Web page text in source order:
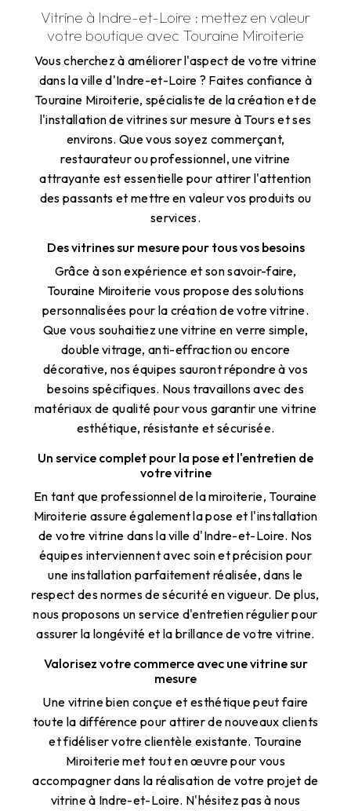
Vitrine à Indre-et-Loire : mettez en valeur
votre boutique avec Touraine Miroiterie
Vous cherchez à améliorer l'aspect de votre vitrine
dans la ville d'Indre-et-Loire ? Faites confiance à
Touraine Miroiterie, spécialiste de la création et de
l'installation de vitrines sur mesure à Tours et ses
environs. Que vous soyez commerçant,
restaurateur ou professionnel, une vitrine
attrayante est essentielle pour attirer l'attention
des passants et mettre en valeur vos produits ou
services.
Des vitrines sur mesure pour tous vos besoins
Grâce à son expérience et son savoir-faire,
Touraine Miroiterie vous propose des solutions
personnalisées pour la création de votre vitrine.
Que vous souhaitiez une vitrine en verre simple,
double vitrage, anti-effraction ou encore
décorative, nos équipes sauront répondre à vos
besoins spécifiques. Nous travaillons avec des
matériaux de qualité pour vous garantir une vitrine
esthétique, résistante et sécurisée.
Un service complet pour la pose et l'entretien de
votre vitrine
En tant que professionnel de la miroiterie, Touraine
Miroiterie assure également la pose et l'installation
de votre vitrine dans la ville d'Indre-et-Loire. Nos
équipes interviennent avec soin et précision pour
une installation parfaitement réalisée, dans le
respect des normes de sécurité en vigueur. De plus,
nous proposons un service d'entretien régulier pour
assurer la longévité et la brillance de votre vitrine.
Valorisez votre commerce avec une vitrine sur
mesure
Une vitrine bien conçue et esthétique peut faire
toute la différence pour attirer de nouveaux clients
et fidéliser votre clientèle existante. Touraine
Miroiterie met tout en œuvre pour vous
accompagner dans la réalisation de votre projet de
vitrine à Indre-et-Loire. N'hésitez pas à nous